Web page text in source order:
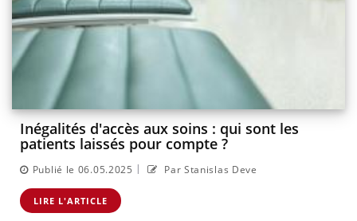
Inégalités d'accès aux soins : qui sont les
patients laissés pour compte ?
Publié le 06.05.2025 | Par Stanislas Deve
LIRE L'ARTICLE